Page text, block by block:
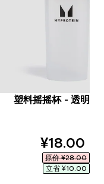
塑料摇摇杯 - 透明 /
¥18.00‎
原价 ¥28.00‎
立省 ¥10.00‎